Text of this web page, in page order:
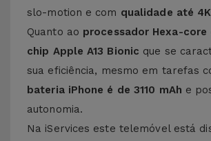
slo-motion e com qualidade até
Quanto ao processador Hexa-
chip Apple A13 Bionic que se
sua eficiência, mesmo em tarefas
bateria iPhone é de 3110 mAh e
autonomia.
Na iServices este telemóvel está